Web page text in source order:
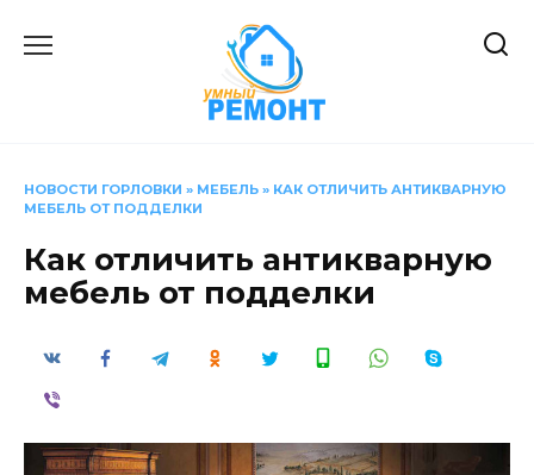
НОВОСТИ ГОРЛОВКИ » МЕБЕЛЬ » КАК ОТЛИЧИТЬ АНТИКВАРНУЮ
МЕБЕЛЬ ОТ ПОДДЕЛКИ
Как отличить антикварную
мебель от подделки